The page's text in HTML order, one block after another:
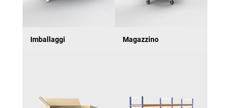
Imballaggi Magazzino